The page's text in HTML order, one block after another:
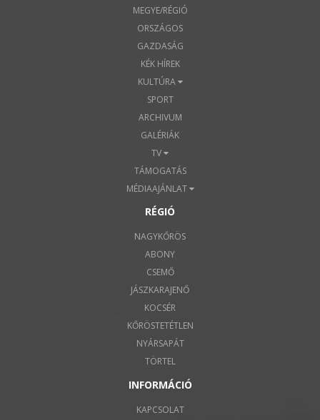
MEGYE/RÉGIÓ
ORSZÁGOS
GAZDASÁG
KÉK HÍREK
KULTÚRA
SPORT
ARCHIVUM
GALÉRIÁK
TV
TÁMOGATÁS
MÉDIAAJÁNLAT
RÉGIÓ
NAGYKŐRÖS
ABONY
CSEMŐ
JÁSZKARAJENŐ
KOCSÉR
KŐRÖSTETÉTLEN
NYÁRSAPÁT
TÖRTEL
INFORMÁCIÓ
KAPCSOLAT